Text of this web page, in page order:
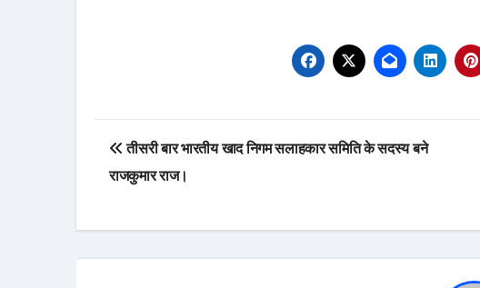
Post
navigation
तीसरी बार भारतीय खाद निगम सलाहकार समिति के सदस्य बने
राजकुमार राज।